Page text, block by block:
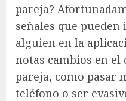
pareja?
señales que
alguien en la
notas cambios en
pareja, como pasar
teléfono o ser